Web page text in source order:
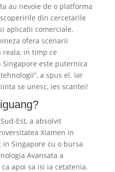
au nevoie de o platforma
din cercetarile
aplicatii comerciale.
ofera scenarii
in timp ce
este puternica
a spus el. Iar
se unesc, ies scantei!
Est, a absolvit
Xiamen in
in Singapore cu o bursa
Avansata a
apoi sa isi ia cetatenia.